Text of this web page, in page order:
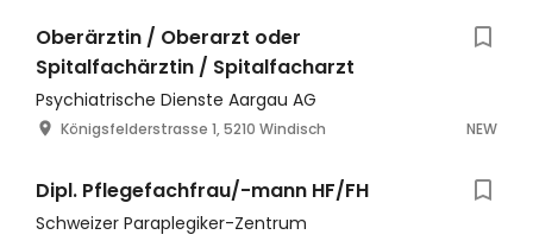
Oberärztin / Oberarzt oder
Spitalfachärztin / Spitalfacharzt
Psychiatrische Dienste Aargau AG
Königsfelderstrasse 1, 5210 Windisch NEW
Dipl. Pflegefachfrau/-mann HF/FH
Schweizer Paraplegiker-Zentrum